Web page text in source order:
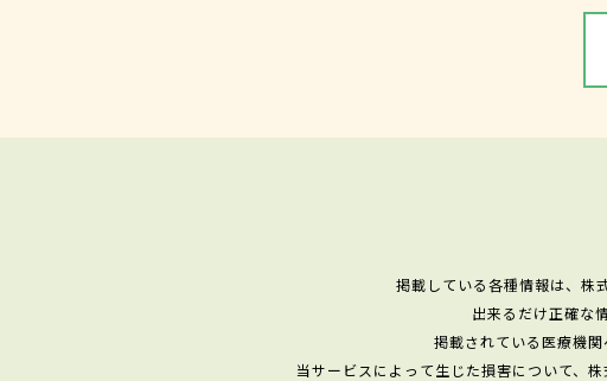
掲載している各種情報は、株
出来るだけ正確な
掲載されている医療機
当サービスによって生じた損害について、